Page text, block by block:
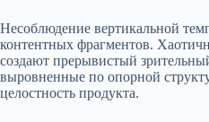
Несоблюдение вертикальной
контентных фрагментов.
создают прерывистый
выровненные по опорной
целостность продукта.